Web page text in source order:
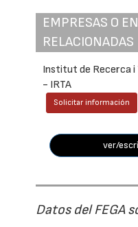
EMPRESAS O
RELACIONADAS
Institut de Recerca
- IRTA
Solicitar información
ver/
Datos del FEGA